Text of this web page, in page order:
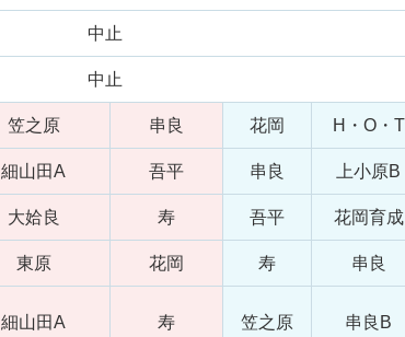
中止
中止
笠之原 串良 花岡 H・O・T
細山田A 吾平 串良 上小原B
大姶良 寿 吾平 花岡育成
東原 花岡 寿 串良
細山田A 寿 笠之原 串良B